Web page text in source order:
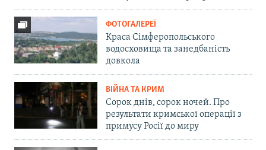
ФОТОГАЛЕРЕЇ
Краса Сімферопольського
водосховища та занедбаність
довкола
ВІЙНА ТА КРИМ
Сорок днів, сорок ночей. Про
результати кримської операції з
примусу Росії до миру